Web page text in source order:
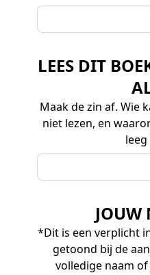
LEES DIT
Maak de zin af. Wie
niet lezen, en
*Dit is een verplicht
getoond bij de
volledige naam